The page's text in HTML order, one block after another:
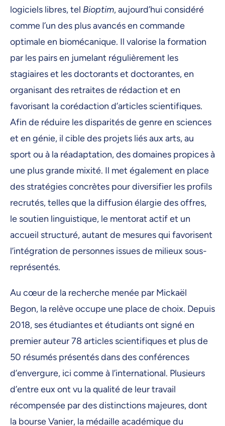
logiciels libres, tel Bioptim, aujourd’hui considéré
comme l’un des plus avancés en commande
optimale en biomécanique. Il valorise la formation
par les pairs en jumelant régulièrement les
stagiaires et les doctorants et doctorantes, en
organisant des retraites de rédaction et en
favorisant la corédaction d’articles scientifiques.
Afin de réduire les disparités de genre en sciences
et en génie, il cible des projets liés aux arts, au
sport ou à la réadaptation, des domaines propices à
une plus grande mixité. Il met également en place
des stratégies concrètes pour diversifier les profils
recrutés, telles que la diffusion élargie des offres,
le soutien linguistique, le mentorat actif et un
accueil structuré, autant de mesures qui favorisent
l’intégration de personnes issues de milieux sous-
représentés.
Au cœur de la recherche menée par Mickaël
Begon, la relève occupe une place de choix. Depuis
2018, ses étudiantes et étudiants ont signé en
premier auteur 78 articles scientifiques et plus de
50 résumés présentés dans des conférences
d’envergure, ici comme à l’international. Plusieurs
d’entre eux ont vu la qualité de leur travail
récompensée par des distinctions majeures, dont
la bourse Vanier, la médaille académique du